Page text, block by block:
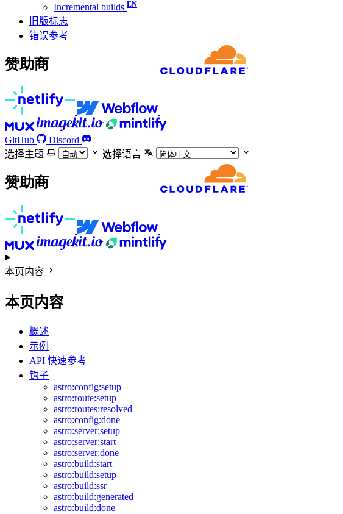
Incremental builds
旧版标志
错误参考
赞助商
GitHub
Discord
选择主题
选择语言
赞助商
本页内容
本页内容
概述
示例
API 快速参考
钩子
astro:config:setup
astro:route:setup
astro:routes:resolved
astro:config:done
astro:server:setup
astro:server:start
astro:server:done
astro:build:start
astro:build:setup
astro:build:ssr
astro:build:generated
astro:build:done